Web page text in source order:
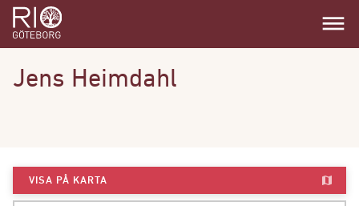
dehaze
Jens Heimdahl
VISA PÅ KARTA map